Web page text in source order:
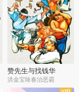
赞先生与找钱华
洪金宝咏春治恶霸